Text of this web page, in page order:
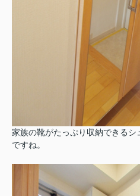
家族の靴がたっぷり収納できる
ですね。